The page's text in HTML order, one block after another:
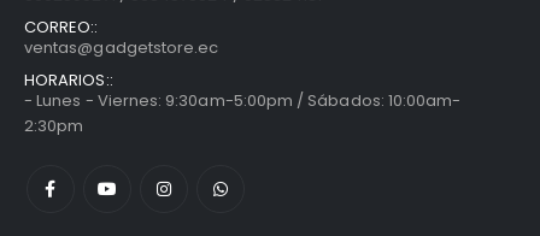
CORREO::
ventas@gadgetstore.ec
HORARIOS::
- Lunes - Viernes: 9:30am-5:00pm / Sábados: 10:00am-
2:30pm